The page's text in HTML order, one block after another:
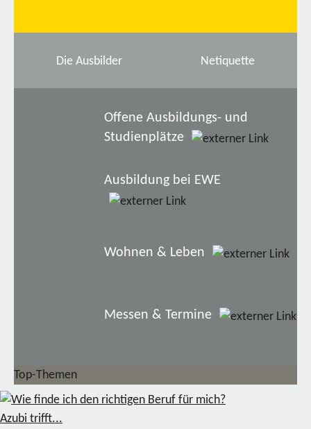
Die Ausbilder Netiquette
Offene Ausbildungs- und
Studienplätze
Ausbildung bei EWE
Wohnen & Leben
Messen & Termine
Top-Themen
Azubi trifft...